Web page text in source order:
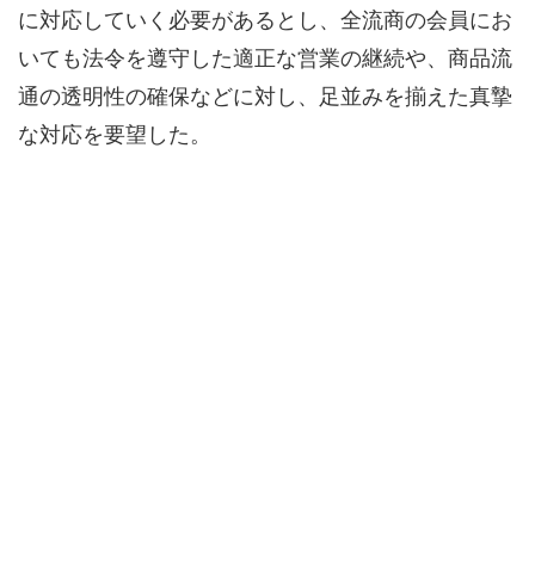
に対応していく必要があるとし、全流商の会員にお
いても法令を遵守した適正な営業の継続や、商品流
通の透明性の確保などに対し、足並みを揃えた真摯
な対応を要望した。